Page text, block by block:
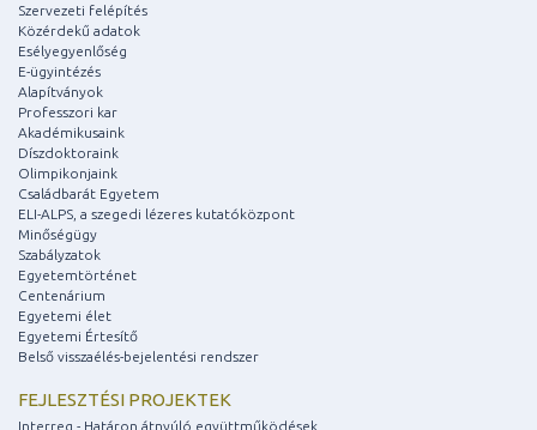
Szervezeti felépítés
Közérdekű adatok
Esélyegyenlőség
E-ügyintézés
Alapítványok
Professzori kar
Akadémikusaink
Díszdoktoraink
Olimpikonjaink
Családbarát Egyetem
ELI-ALPS, a szegedi lézeres kutatóközpont
Minőségügy
Szabályzatok
Egyetemtörténet
Centenárium
Egyetemi élet
Egyetemi Értesítő
Belső visszaélés-bejelentési rendszer
FEJLESZTÉSI PROJEKTEK
Interreg - Határon átnyúló együttműködések